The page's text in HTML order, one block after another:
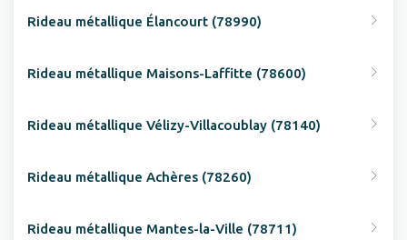
Rideau métallique Élancourt (78990)
Rideau métallique Maisons-Laffitte (78600)
Rideau métallique Vélizy-Villacoublay (78140)
Rideau métallique Achères (78260)
Rideau métallique Mantes-la-Ville (78711)